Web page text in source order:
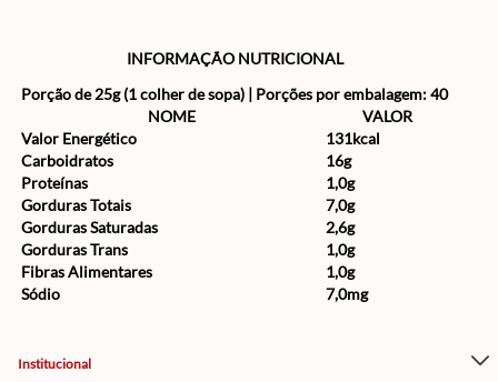
INFORMAÇÃO NUTRICIONAL
Porção de 25g (1 colher de sopa) | Porções por embalagem: 40
NOME
VALOR
Valor Energético
131kcal
Carboidratos
16g
Proteínas
1,0g
Gorduras Totais
7,0g
Gorduras Saturadas
2,6g
Gorduras Trans
1,0g
Fibras Alimentares
1,0g
Sódio
7,0mg
Institucional